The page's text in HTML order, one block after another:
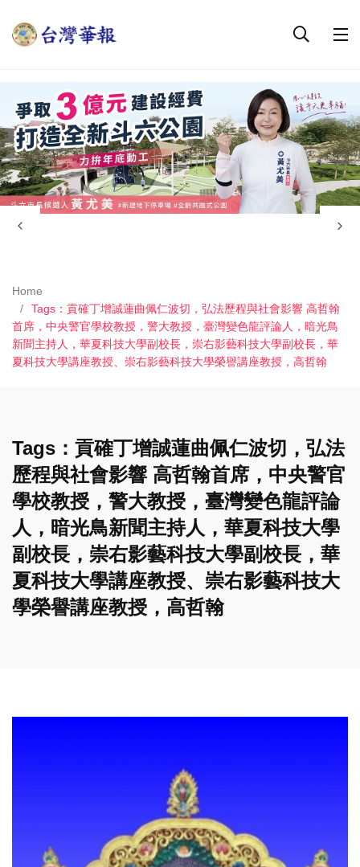
Home
Tags：貢確丁增誠蓮曲佩仁波切，弘法歷程與社會影響 高哲翰
首席，中央警官學校教授，警大教授，臺灣變色龍評論人，暗光鳥
新聞主持人，華夏科技大學副校長，崇右影藝科技大學副校長，華
夏科技大學講座教授、崇右影藝科技大學榮譽講座教授，高哲翰
Tags：貢確丁增誠蓮曲佩仁波切，弘法
歷程與社會影響 高哲翰首席，中央警官
學校教授，警大教授，臺灣變色龍評論
人，暗光鳥新聞主持人，華夏科技大學
副校長，崇右影藝科技大學副校長，華
夏科技大學講座教授、崇右影藝科技大
學榮譽講座教授，高哲翰